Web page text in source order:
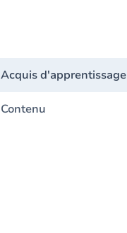
Acquis d'apprentissage
Contenu